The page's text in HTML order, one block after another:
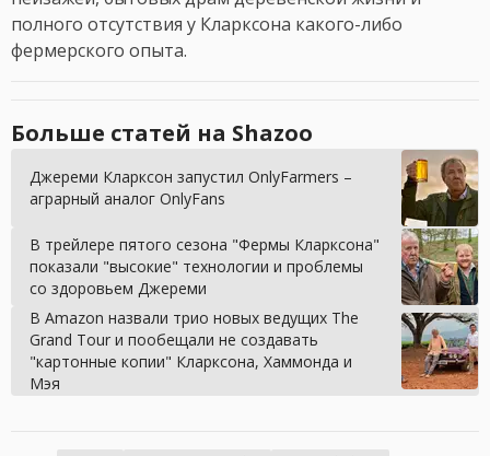
полного отсутствия у Кларксона какого-либо
фермерского опыта.
Больше статей на Shazoo
Джереми Кларксон запустил OnlyFarmers –
аграрный аналог OnlyFans
В трейлере пятого сезона "Фермы Кларксона"
показали "высокие" технологии и проблемы
со здоровьем Джереми
В Amazon назвали трио новых ведущих The
Grand Tour и пообещали не создавать
"картонные копии" Кларксона, Хаммонда и
Мэя